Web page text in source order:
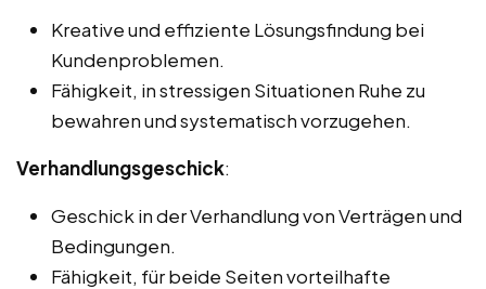
Kreative und effiziente Lösungsfindung bei
Kundenproblemen.
Fähigkeit, in stressigen Situationen Ruhe zu
bewahren und systematisch vorzugehen.
Verhandlungsgeschick:
Geschick in der Verhandlung von Verträgen und
Bedingungen.
Fähigkeit, für beide Seiten vorteilhafte